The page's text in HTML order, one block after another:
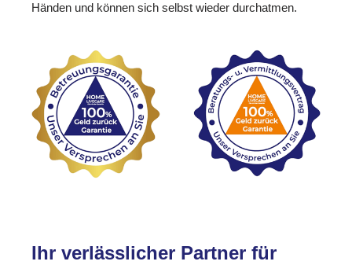
Händen und können sich selbst wieder durchatmen.
Ihr verlässlicher Partner für